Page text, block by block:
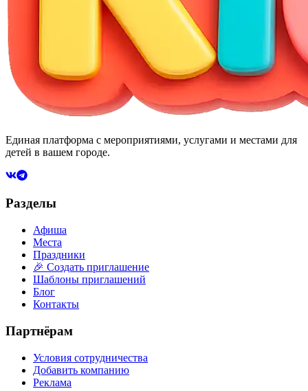
Единая платформа с мероприятиями, услугами и местами для
детей в вашем городе.
Разделы
Афиша
Места
Праздники
🎉 Создать приглашение
Шаблоны приглашений
Блог
Контакты
Партнёрам
Условия сотрудничества
Добавить компанию
Реклама